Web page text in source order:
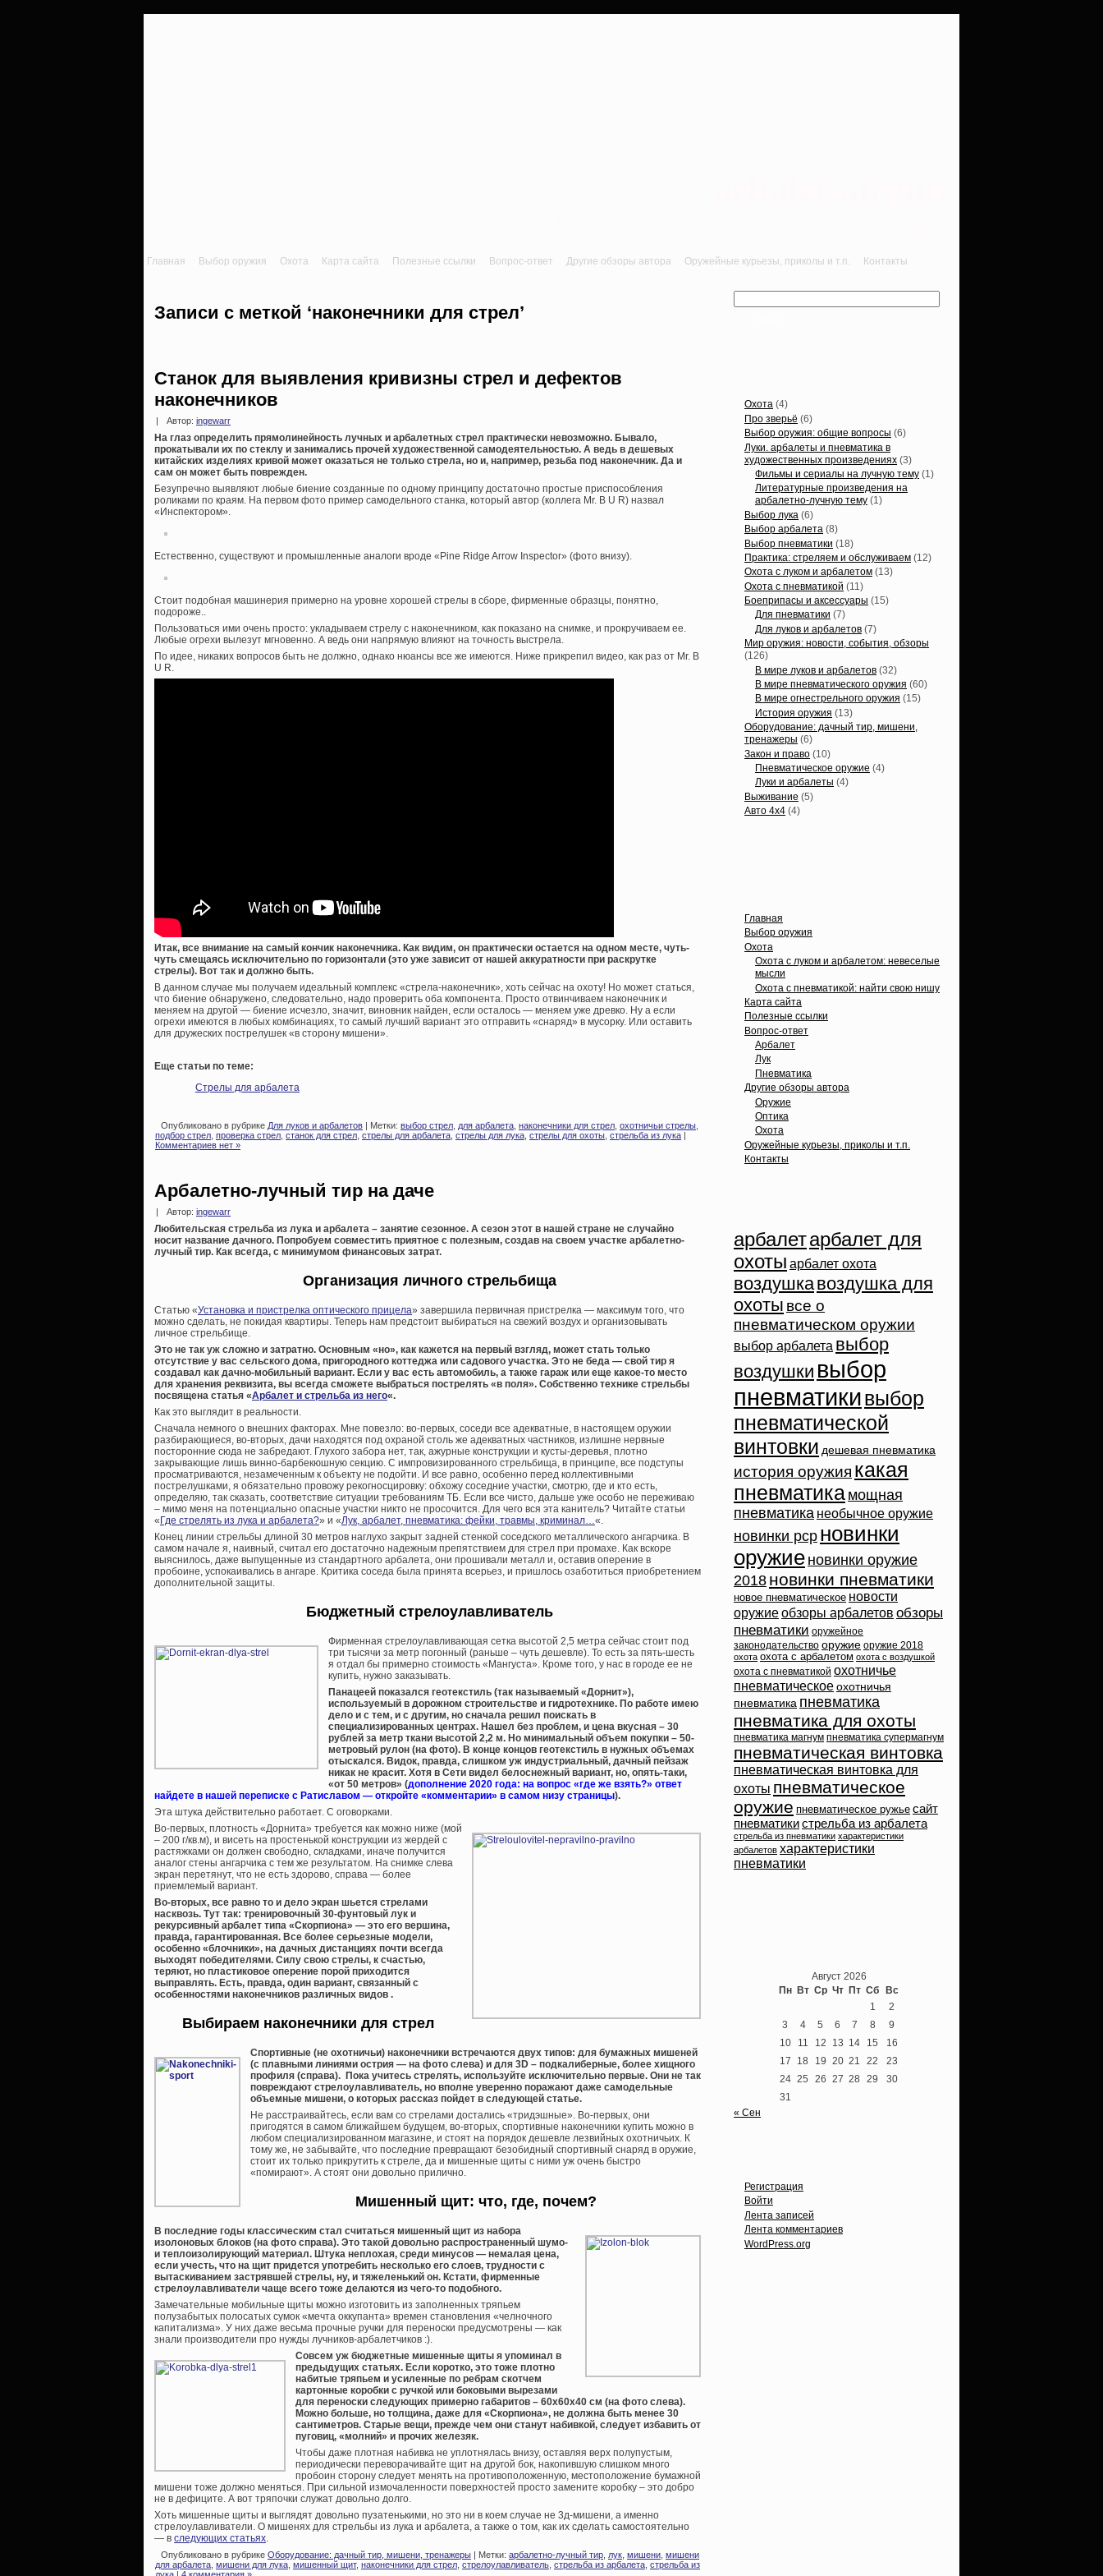
Главная Выбор оружия Охота Карта сайта Полезные ссылки Вопрос-ответ Другие обзоры автора Оружейные курьезы, приколы и т.п. Контакты
Записи с меткой ‘наконечники для стрел’
Станок для выявления кривизны стрел и дефектов
наконечников
Автор: ingewarr
На глаз определить прямолинейность лучных и арбалетных стрел практически невозможно. Бывало,
прокатывали их по стеклу и занимались прочей художественной самодеятельностью. А ведь в дешевых
китайских изделиях кривой может оказаться не только стрела, но и, например, резьба под наконечник. Да и
сам он может быть поврежден.
Безупречно выявляют любые биение созданные по одному принципу достаточно простые приспособления
роликами по краям. На первом фото пример самодельного станка, который автор (коллега Mr. B U R) назвал
«Инспектором».
Естественно, существуют и промышленные аналоги вроде «Pine Ridge Arrow Inspector» (фото внизу).
Стоит подобная машинерия примерно на уровне хорошей стрелы в сборе, фирменные образцы, понятно,
подороже..
Пользоваться ими очень просто: укладываем стрелу с наконечником, как показано на снимке, и прокручиваем ее.
Любые огрехи вылезут мгновенно. А ведь они напрямую влияют на точность выстрела.
По идее, никаких вопросов быть не должно, однако нюансы все же имеются. Ниже прикрепил видео, как раз от Mr. B
U R.
Итак, все внимание на самый кончик наконечника. Как видим, он практически остается на одном месте, чуть-
чуть смещаясь исключительно по горизонтали (это уже зависит от нашей аккуратности при раскрутке
стрелы). Вот так и должно быть.
В данном случае мы получаем идеальный комплекс «стрела-наконечник», хоть сейчас на охоту! Но может статься,
что биение обнаружено, следовательно, надо проверить оба компонента. Просто отвинчиваем наконечник и
меняем на другой — биение исчезло, значит, виновник найден, если осталось — меняем уже древко. Ну а если
огрехи имеются в любых комбинациях, то самый лучший вариант это отправить «снаряд» в мусорку. Или оставить
для дружеских пострелушек «в сторону мишени».
Еще статьи по теме:
Стрелы для арбалета
Опубликовано в рубрике Для луков и арбалетов | Метки: выбор стрел для арбалета наконечники для стрел охотничьи стрелы
подбор стрел проверка стрел станок для стрел стрелы для арбалета стрелы для лука стрелы для охоты стрельба из лука
Комментариев нет »
Арбалетно-лучный тир на даче
| Автор: ingewarr
Любительская стрельба из лука и арбалета – занятие сезонное. А сезон этот в нашей стране не случайно
носит название дачного. Попробуем совместить приятное с полезным, создав на своем участке арбалетно-
лучный тир. Как всегда, с минимумом финансовых затрат.
Организация личного стрельбища
Статью «Установка и пристрелка оптического прицела» завершила первичная пристрелка — максимум того, что
можно сделать, не покидая квартиры. Теперь нам предстоит выбираться на свежий воздух и организовывать
личное стрельбище.
Это не так уж сложно и затратно. Основным «но», как кажется на первый взгляд, может стать только
отсутствие у вас сельского дома, пригородного коттеджа или садового участка. Это не беда — свой тир я
создавал как дачно-мобильный вариант. Если у вас есть автомобиль, а также гараж или еще какое-то место
для хранения реквизита, вы всегда сможете выбраться пострелять «в поля». Собственно технике стрельбы
посвящена статья «Арбалет и стрельба из него«.
Как это выглядит в реальности.
Сначала немного о внешних факторах. Мне повезло: во-первых, соседи все адекватные, в настоящем оружии
разбирающиеся, во-вторых, дачи находятся под охраной столь же адекватных частников, излишне нервные
посторонние сюда не забредают. Глухого забора нет, так, ажурные конструкции и кусты-деревья, плотно
закрывающие лишь винно-барбекюшную секцию. С импровизированного стрельбища, в принципе, все подступы
просматриваются, незамеченным к объекту не подойти. И все равно, особенно перед коллективными
пострелушками, я обязательно провожу рекогносцировку: обхожу соседние участки, смотрю, где и кто есть,
определяю, так сказать, соответствие ситуации требованиям ТБ. Если все чисто, дальше уже особо не переживаю
– мимо меня на потенциально опасные участки никто не просочится. Для чего вся эта канитель? Читайте статьи
« Где стрелять из лука и арбалета?» и «Лук, арбалет, пневматика: фейки, травмы, криминал…«.
Конец линии стрельбы длиной 30 метров наглухо закрыт задней стенкой соседского металлического ангарчика. В
самом начале я, наивный, считал его достаточно надежным препятствием для стрел при промахе. Как вскоре
выяснилось, даже выпущенные из стандартного арбалета, они прошивали металл и, оставив оперение в
пробоине, успокаивались в ангаре. Критика соседа была принята всерьез, и пришлось озаботиться приобретением
дополнительной защиты.
Бюджетный стрелоулавливатель
Фирменная стрелоулавливающая сетка высотой 2,5 метра сейчас стоит под
три тысячи за метр погонный (раньше – чуть дешевле). То есть за пять-шесть
я отдал бы примерно стоимость «Мангуста». Кроме того, у нас в городе ее не
купить, нужно заказывать.
Панацеей показался геотекстиль (так называемый «Дорнит»),
используемый в дорожном строительстве и гидротехнике. По работе имею
дело и с тем, и с другим, но сначала решил поискать в
специализированных центрах. Нашел без проблем, и цена вкусная – 30
рублей за метр ткани высотой 2,2 м. Но минимальный объем покупки – 50-
метровый рулон (на фото). В конце концов геотекстиль в нужных объемах
отыскался. Видок, правда, слишком уж индустриальный, дачный пейзаж
никак не красит. Хотя в Сети видел белоснежный вариант, но, опять-таки,
«от 50 метров» (дополнение 2020 года: на вопрос «где же взять?» ответ
найдете в нашей переписке с Ратиславом — откройте «комментарии» в самом низу страницы).
Эта штука действительно работает. С оговорками.
Во-первых, плотность «Дорнита» требуется как можно ниже (мой
– 200 г/кв.м), и висеть на простенькой конструкции из жердей с
растяжками он должен свободно, складками, иначе получится
аналог стены ангарчика с тем же результатом. На снимке слева
экран перетянут, что не есть здорово, справа — более
приемлемый вариант.
Во-вторых, все равно то и дело экран шьется стрелами
насквозь. Тут так: тренировочный 30-фунтовый лук и
рекурсивный арбалет типа «Скорпиона» — это его вершина,
правда, гарантированная. Все более серьезные модели,
особенно «блочники», на дачных дистанциях почти всегда
выходят победителями. Силу свою стрелы, к счастью,
теряют, но пластиковое оперение порой приходится
выправлять. Есть, правда, один вариант, связанный с
особенностями наконечников различных видов .
Выбираем наконечники для стрел
Спортивные (не охотничьи) наконечники встречаются двух типов: для бумажных мишеней
(с плавными линиями острия — на фото слева) и для 3D – подкалиберные, более хищного
профиля (справа). Пока учитесь стрелять, используйте исключительно первые. Они не так
повреждают стрелоулавливатель, но вполне уверенно поражают даже самодельные
объемные мишени, о которых рассказ пойдет в следующей статье.
Не расстраивайтесь, если вам со стрелами достались «тридэшные». Во-первых, они
пригодятся в самом ближайшем будущем, во-вторых, спортивные наконечники купить можно в
любом специализированном магазине, и стоят на порядок дешевле лезвийных охотничьих. К
тому же, не забывайте, что последние превращают безобидный спортивный снаряд в оружие,
стоит их только прикрутить к стреле, да и мишенные щиты с ними уж очень быстро
«помирают». А стоят они довольно прилично.
Мишенный щит: что, где, почем?
В последние годы классическим стал считаться мишенный щит из набора
изолоновых блоков (на фото справа). Это такой довольно распространенный шумо-
и теплоизолирующий материал. Штука неплохая, среди минусов — немалая цена,
если учесть, что на щит придется употребить несколько его слоев, трудности с
вытаскиванием застрявшей стрелы, ну, и тяжеленький он. Кстати, фирменные
стрелоулавливатели чаще всего тоже делаются из чего-то подобного.
Замечательные мобильные щиты можно изготовить из заполненных тряпьем
полузабытых полосатых сумок «мечта оккупанта» времен становления «челночного
капитализма». У них даже весьма прочные ручки для переноски предусмотрены — как
знали производители про нужды лучников-арбалетчиков :).
Совсем уж бюджетные мишенные щиты я упоминал в
предыдущих статьях. Если коротко, это тоже плотно
набитые тряпьем и усиленные по ребрам скотчем
картонные коробки с ручкой или боковыми вырезами
для переноски следующих примерно габаритов – 60х60х40 см (на фото слева).
Можно больше, но толщина, даже для «Скорпиона», не должна быть менее 30
сантиметров. Старые вещи, прежде чем они станут набивкой, следует избавить от
пуговиц, «молний» и прочих железяк.
Чтобы даже плотная набивка не уплотнялась внизу, оставляя верх полупустым,
периодически переворачивайте щит на другой бок, накопившую слишком много
пробоин сторону следует менять на противоположенную, местоположение бумажной
мишени тоже должно меняться. При сильной измочаленности поверхностей просто замените коробку – это добро
не в дефиците. А вот тряпочки служат довольно долго.
Хоть мишенные щиты и выглядят довольно пузатенькими, но это ни в коем случае не 3д-мишени, а именно
стрелоулавливатели. О мишенях для стрельбы из лука и арбалета, а также о том, как их сделать самостоятельно
— в следующих статьях.
Опубликовано в рубрике Оборудование: дачный тир, мишени, тренажеры | Метки: арбалетно-лучный тир лук мишени мишени
для арбалета мишени для лука мишенный щит, наконечники для стрел стрелоулавливатель стрельба из арбалета стрельба из
Охота (4)
Про зверьё (6)
Выбор оружия: общие вопросы (6)
Луки. арбалеты и пневматика в
художественных произведениях (3)
Фильмы и сериалы на лучную тему (1)
Литературные произведения на
арбалетно-лучную тему (1)
Выбор лука (6)
Выбор арбалета (8)
Выбор пневматики (18)
Практика: стреляем и обслуживаем (12)
Охота с луком и арбалетом (13)
Охота с пневматикой (11)
Боеприпасы и аксессуары (15)
Для пневматики (7)
Для луков и арбалетов (7)
Мир оружия: новости, события, обзоры
(126)
В мире луков и арбалетов (32)
В мире пневматического оружия (60)
В мире огнестрельного оружия (15)
История оружия (13)
Оборудование: дачный тир, мишени,
тренажеры (6)
Закон и право (10)
Пневматическое оружие (4)
Луки и арбалеты (4)
Выживание (5)
Авто 4х4 (4)
Главная
Выбор оружия
Охота
Охота с луком и арбалетом: невеселые
мысли
Охота с пневматикой: найти свою нишу
Карта сайта
Полезные ссылки
Вопрос-ответ
Арбалет
Лук
Пневматика
Другие обзоры автора
Оружие
Оптика
Охота
Оружейные курьезы, приколы и т.п.
Контакты
арбалетарбалет для
охоты арбалет охота
воздушкавоздушка для
охоты все о
пневматическом оружии
выбор арбалета выбор
воздушки выбор
пневматикивыбор
пневматической
винтовки дешевая пневматика
история оружия какая
пневматика мощная
пневматика необычное оружие
новинки pcp новинки
оружие новинки оружие
2018 новинки пневматики
новое пневматическое новости
оружиеобзоры арбалетов обзоры
пневматики оружейное
законодательство оружие оружие 2018
охота охота с арбалетом охота с воздушкой
охота с пневматикой охотничье
пневматическое охотничья
пневматика пневматика
пневматика для охоты
пневматика магнум пневматика супермагнум
пневматическая винтовка
пневматическая винтовка для
охоты пневматическое
оружие пневматическое ружье сайт
пневматикистрельба из арбалета
стрельба из пневматики характеристики
арбалетов характеристики
пневматики
Август 2026
Пн Вт Ср Чт Пт Сб Вс
1
2
3
4 5 6 7 8
9
10
11 12 13 14 15
16
17
18 19 20 21 22
23
24 25 26 27 28 29
30
31
« Сен
Регистрация
Войти
Лента записей
Лента комментариев
WordPress.org